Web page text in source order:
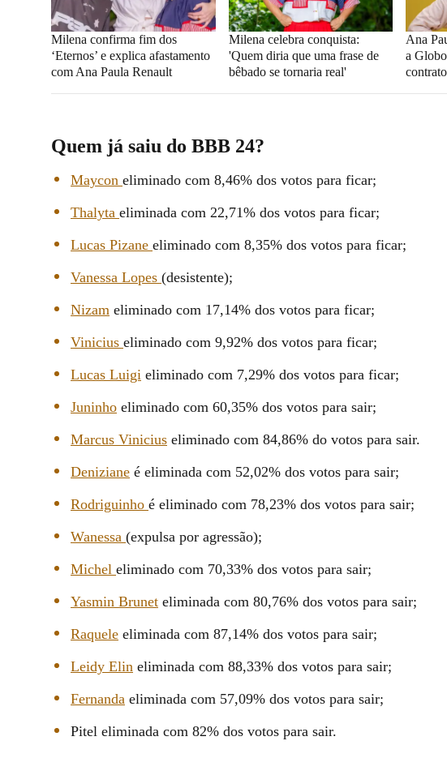
Milena confirma fim dos
‘Eternos’ e explica afastamento
com Ana Paula Renault
Milena celebra conquista:
'Quem diria que uma frase de
bêbado se tornaria real'
Ana
a
Quem já saiu do BBB 24?
Maycon eliminado com 8,46% dos votos para ficar;
Thalyta eliminada com 22,71% dos votos para ficar;
Lucas Pizane eliminado com 8,35% dos votos para ficar;
Vanessa Lopes (desistente);
Nizam eliminado com 17,14% dos votos para ficar;
Vinicius eliminado com 9,92% dos votos para ficar;
Lucas Luigi eliminado com 7,29% dos votos para ficar;
Juninho eliminado com 60,35% dos votos para sair;
Marcus Vinicius eliminado com 84,86% do votos para sair.
Deniziane é eliminada com 52,02% dos votos para sair;
Rodriguinho é eliminado com 78,23% dos votos para sair;
Wanessa (expulsa por agressão);
Michel eliminado com 70,33% dos votos para sair;
Yasmin Brunet eliminada com 80,76% dos votos para sair;
Raquele eliminada com 87,14% dos votos para sair;
Leidy Elin eliminada com 88,33% dos votos para sair;
Fernanda eliminada com 57,09% dos votos para sair;
Pitel eliminada com 82% dos votos para sair.